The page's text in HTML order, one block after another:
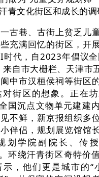
青文化街区和成长的调
巷、古街上贫乏儿
充满回忆的街区，开
时代，自2023年倡议
来自市大栅栏、天津市
中市汉桓侯祠等街区
街区的想象。正在
国沉点文物单元建建
不鲜，新京报组织多
伴侣，规划展览馆馆
划学院副院长、传
环绕汗青街区奇特价
，他们更是城市的“